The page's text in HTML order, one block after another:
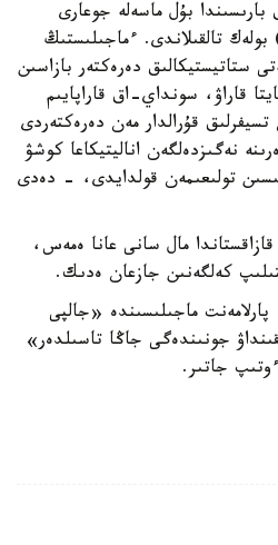
بۇل ماسەلە جوعارى
تالقىلاندى. ءماجىلىستىڭ
ستاتيستيكالىق دەرەكتەر بازاسىن
قاراۋ، سونداي-اق قاراپايىم
قۇرالدار مەن دەرەكتەردى
نەگىزدەلگەن اناليتيكاعا كوشۋ
تولىعىمەن قولدايدى، - دەدى
مال سانى عانا ەمەس،
كەلگەنىن جازعان ەدىك.
پارلامەنت ماجىلىسىندە «جالپى
جونىندەگى جاڭا تاسىلدەر»
جاتىر.